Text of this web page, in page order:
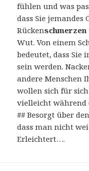
fühlen und was
dass Sie jemandes
Rückenschmerzen
Wut. Von einem
bedeutet, dass
sein werden.
andere Menschen
wollen sich für
vielleicht während
## Besorgt über
dass man nicht
Erleichtert….